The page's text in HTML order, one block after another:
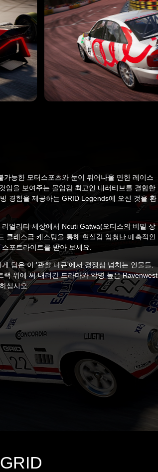
가능한 모터스포츠와 눈이 튀어나올 만한 레이스
임을 보여주는 몰입감 최고인 내러티브를 결합한
경험을 제공하는 GRID Legends에 오신 것을 환
얼리티 세상에서 Ncuti Gatwa(오티스의 비밀 상
클래스급 캐스팅을 통해 현실감 엄청난 매혹적인
포트라이트를 받아 보세요.
담은 이 '관찰 다큐'에서 경쟁심 넘치는 인물들,
랙 위에 써 내려간 드라마와 악명 높은 Ravenwest
십시오.